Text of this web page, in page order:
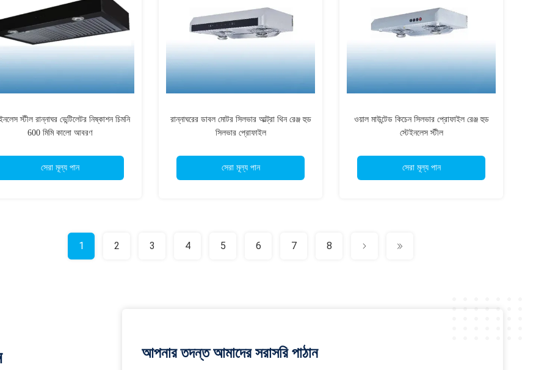
স্টীল রান্নাঘর ভেন্টিলেটর নিষ্কাশন চিমনি
600 মিমি কালো আবরণ
সেরা মূল্য পান
রান্নাঘরের ডাবল মোটর সিলভার আল্ট্রা থিন রেঞ্জ হুড
সিলভার প্রোফাইল
সেরা মূল্য পান
ওয়াল মাউন্টেড কিচেন সিলভার প্রোফাইল রেঞ্জ হুড
স্টেইনলেস স্টীল
সেরা মূল্য পান
1 2 3 4 5 6 7 8
আপনার তদন্ত আমাদের সরাসরি পাঠান